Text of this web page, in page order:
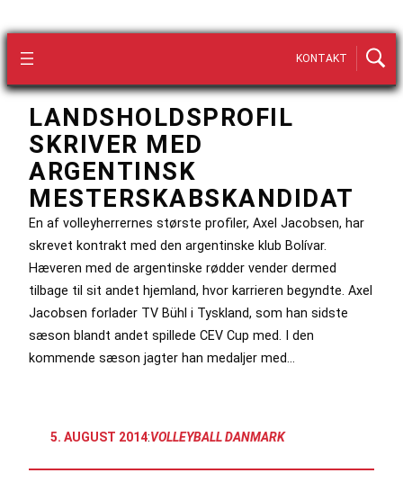
KONTAKT
LANDSHOLDSPROFIL
SKRIVER MED
ARGENTINSK
MESTERSKABSKANDIDAT
En af volleyherrernes største profiler, Axel Jacobsen, har
skrevet kontrakt med den argentinske klub Bolívar.
Hæveren med de argentinske rødder vender dermed
tilbage til sit andet hjemland, hvor karrieren begyndte. Axel
Jacobsen forlader TV Bühl i Tyskland, som han sidste
sæson blandt andet spillede CEV Cup med. I den
kommende sæson jagter han medaljer med…
5. AUGUST 2014:VOLLEYBALL DANMARK